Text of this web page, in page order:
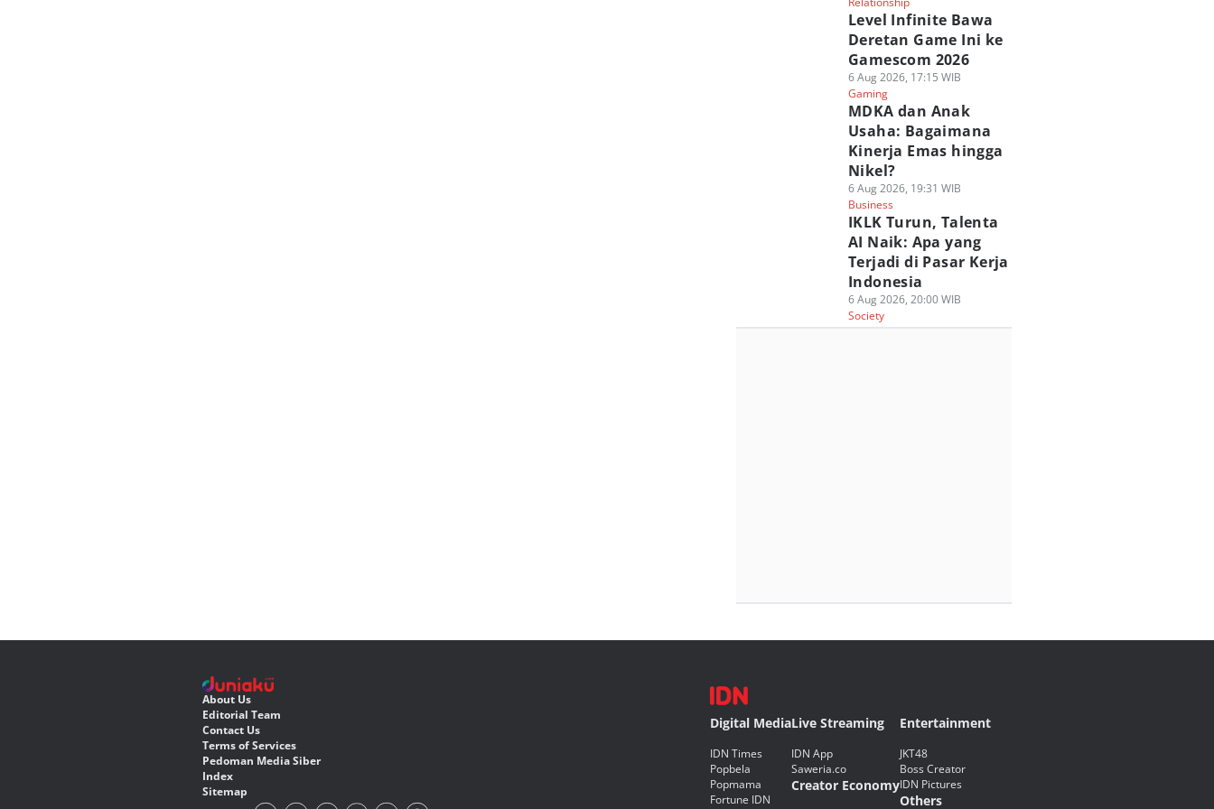
Level Infinite Bawa
Deretan Game Ini ke
Gamescom 2026
6 Aug 2026, 17:15 WIB
Gaming
MDKA dan Anak
Usaha: Bagaimana
Kinerja Emas hingga
Nikel?
6 Aug 2026, 19:31 WIB
Business
IKLK Turun, Talenta
AI Naik: Apa yang
Terjadi di Pasar Kerja
Indonesia
6 Aug 2026, 20:00 WIB
Society
About Us
Editorial Team
Contact Us
Terms of Services
Pedoman Media Siber
Index
Sitemap
Digital Media
IDN Times
Popbela
Popmama
Fortune IDN
Live Streaming
IDN App
Saweria.co
Creator Economy
Entertainment
JKT48
Boss Creator
IDN Pictures
Others